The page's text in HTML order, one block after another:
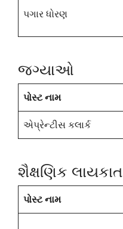
પગાર ધોરણ
જગ્યાઓ
પોસ્ટ નામ
એપ્રેન્ટીસ કલાર્ક
શૈક્ષણિક લાયકાત
પોસ્ટ નામ